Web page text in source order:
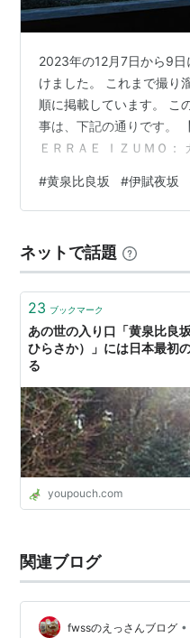
2023年の12月7日から9
けました。 これまで撮り
順に掲載しています。 こ
事は、下記の通りです。
ＥＲＲＡＥ ＩＺＵＭＯ：
川」（出雲市斐川町）。
（島根県松江市玉湯町）
食。 【5】「玉造温泉・
の夜の館 内と、「プロジ
ー」。 【6】「玉造…
#黄泉比良坂 #伊賦夜坂
ネットで話題
23 ブックマーク
あの世の入り口「黄泉比良
ひらさか）」には日本最初
る
youpouch.com
関連ブログ
fwssのえっさんブログ •